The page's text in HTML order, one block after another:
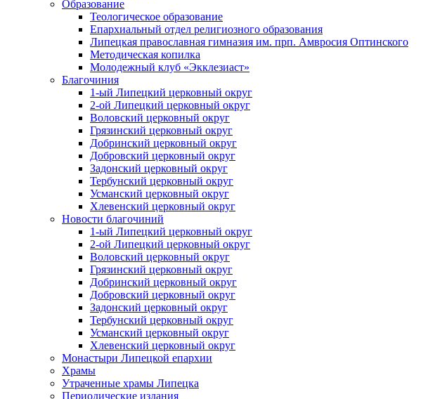
Образование
Теологическое образование
Епархиальный отдел религиозного образования
Липецкая православная гимназия им. прп. Амвросия Оптинского
Методическая копилка
Молодежный клуб «Экклезиаст»
Благочиния
1-ый Липецкий церковный округ
2-ой Липецкий церковный округ
Воловский церковный округ
Грязинский церковный округ
Добринский церковный округ
Добровский церковный округ
Задонский церковный округ
Тербунский церковный округ
Усманский церковный округ
Хлевенский церковный округ
Новости благочиний
1-ый Липецкий церковный округ
2-ой Липецкий церковный округ
Воловский церковный округ
Грязинский церковный округ
Добринский церковный округ
Добровский церковный округ
Задонский церковный округ
Тербунский церковный округ
Усманский церковный округ
Хлевенский церковный округ
Монастыри Липецкой епархии
Храмы
Утраченные храмы Липецка
Периодические издания